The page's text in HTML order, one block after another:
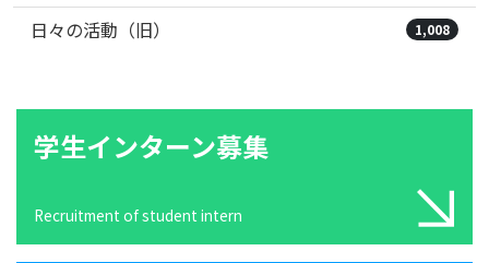
日々の活動（旧） 1,008
学生インターン募集
Recruitment of student intern